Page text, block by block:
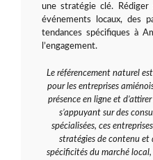
une stratégie clé.
événements locaux, des
tendances spécifiques à
l’engagement.
Le référencement naturel
pour les entreprises
présence en ligne et
s’appuyant sur des
spécialisées, ces
stratégies de contenu et
spécificités du marché